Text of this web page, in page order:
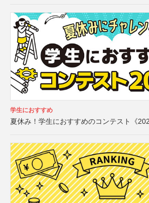
学生におすすめ
夏休み！学生におすすめのコンテスト《